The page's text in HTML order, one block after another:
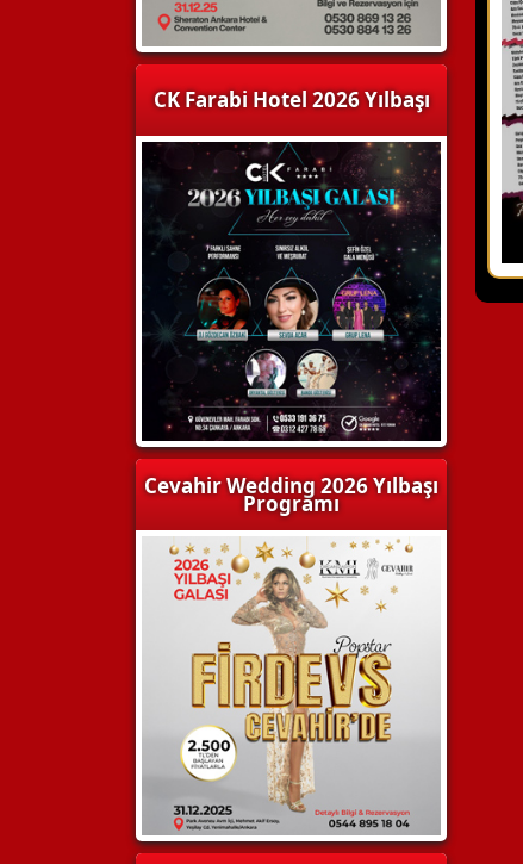
CK Farabi Hotel 2026 Yılbaşı
Cevahir Wedding 2026 Yılbaşı
Programı